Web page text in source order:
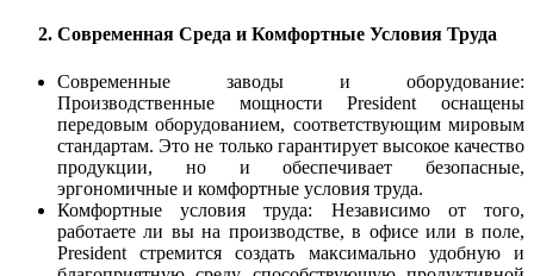
2. Современная Среда и Комфортные Условия Труда
Современные заводы и оборудование:
Производственные мощности President оснащены
передовым оборудованием, соответствующим мировым
стандартам. Это не только гарантирует высокое качество
продукции, но и обеспечивает безопасные,
эргономичные и комфортные условия труда.
Комфортные условия труда: Независимо от того,
работаете ли вы на производстве, в офисе или в поле,
President стремится создать максимально удобную и